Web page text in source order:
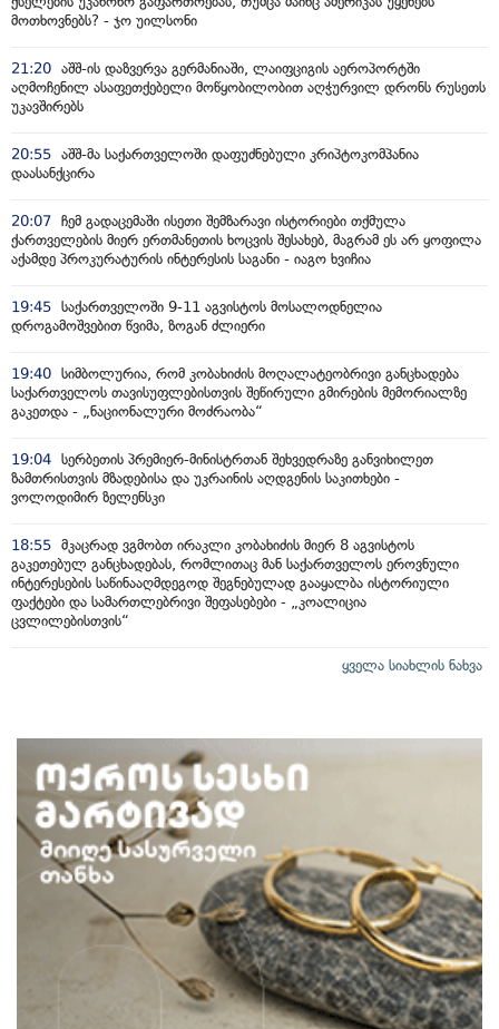
მოთხოვნებს? - ჯო უილსონი
21:20 აშშ-ის დაზვერვა გერმანიაში, ლაიფციგის აეროპორტში
აღმოჩენილ ასაფეთქებელი მოწყობილობით აღჭურვილ დრონს რუსეთს
უკავშირებს
20:55 აშშ-მა საქართველოში დაფუძნებული კრიპტოკომპანია
დაასანქცირა
20:07 ჩემ გადაცემაში ისეთი შემზარავი ისტორიები თქმულა
ქართველების მიერ ერთმანეთის ხოცვის შესახებ, მაგრამ ეს არ ყოფილა
აქამდე პროკურატურის ინტერესის საგანი - იაგო ხვიჩია
19:45 საქართველოში 9-11 აგვისტოს მოსალოდნელია
დროგამოშვებით წვიმა, ზოგან ძლიერი
19:40 სიმბოლურია, რომ კობახიძის მოღალატეობრივი განცხადება
საქართველოს თავისუფლებისთვის შეწირული გმირების მემორიალზე
გაკეთდა - „ნაციონალური მოძრაობა“
19:04 სერბეთის პრემიერ-მინისტრთან შეხვედრაზე განვიხილეთ
ზამთრისთვის მზადებისა და უკრაინის აღდგენის საკითხები -
ვოლოდიმირ ზელენსკი
18:55 მკაცრად ვგმობთ ირაკლი კობახიძის მიერ 8 აგვისტოს
გაკეთებულ განცხადებას, რომლითაც მან საქართველოს ეროვნული
ინტერესების საწინააღმდეგოდ შეგნებულად გააყალბა ისტორიული
ფაქტები და სამართლებრივი შეფასებები - „კოალიცია
ცვლილებისთვის“
ყველა სიახლის ნახვა